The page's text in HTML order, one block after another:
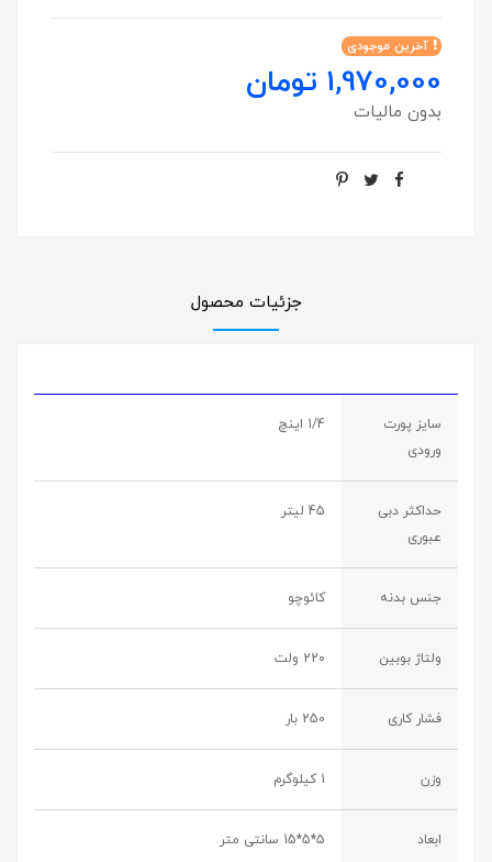
آخرین موجودی
1,970,000 تومان
بدون مالیات
جزئیات محصول
سایز پورت
ورودی
1/4 اینچ
حداکثر دبی
عبوری
45 لیتر
جنس بدنه کائوچو
ولتاژ بوبین 220 ولت
فشار کاری 250 بار
وزن 1 کیلوگرم
ابعاد 5*5*15 سانتی متر